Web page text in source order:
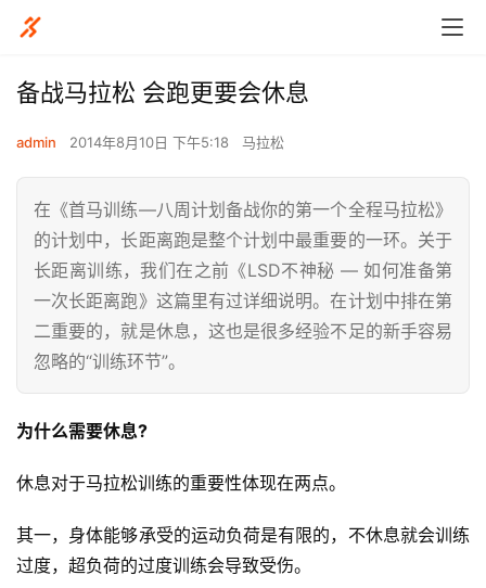
备战马拉松 会跑更要会休息
admin 2014年8月10日 下午5:18 马拉松
在《首马训练—八周计划备战你的第一个全程马拉松》
的计划中，长距离跑是整个计划中最重要的一环。关于
长距离训练，我们在之前《LSD不神秘 — 如何准备第
一次长距离跑》这篇里有过详细说明。在计划中排在第
二重要的，就是休息，这也是很多经验不足的新手容易
忽略的“训练环节”。
为什么需要休息?
休息对于马拉松训练的重要性体现在两点。
其一，身体能够承受的运动负荷是有限的，不休息就会训练
过度，超负荷的过度训练会导致受伤。